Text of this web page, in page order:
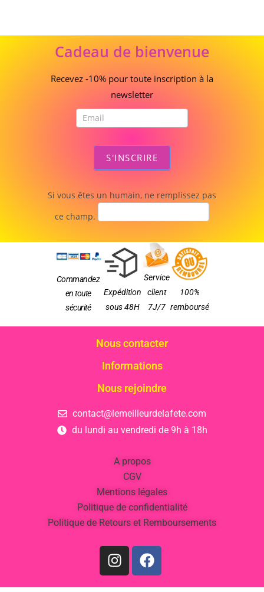
deCadeau de bienvenue
Recevez -10% pour toute inscription à la
newsletter
S'INSCRIRE
Si vous êtes un humain, ne remplissez pas
ce champ.
Commandez
en toute
sécurité
Expédition
sous 48H
Service
client
7J/7
100%
remboursé
Nous contacter
Informations
Nous rejoindre
contact@lemeilleurdelafete.com
du lundi au vendredi de 9h à 18h
A propos
CGV
Mentions légales
Politique de confidentialité
Politique de Retours et Remboursements